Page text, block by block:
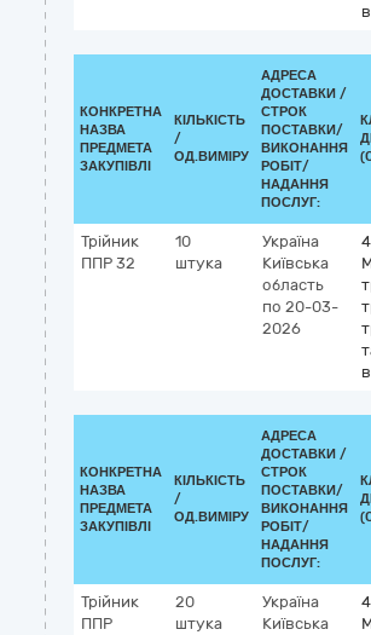
КОНКРЕТНА
НАЗВА
ПРЕДМЕТА
ЗАКУПІВЛІ
КІЛЬКІСТЬ
/
ОД.ВИМІРУ
АДРЕСА
ДОСТАВКИ /
СТРОК
ПОСТАВКИ/
ВИКОНАННЯ
РОБІТ/
НАДАННЯ
ПОСЛУГ:
Трійник
ППР 32
10
штука
Україна
Київська
область
по 20-03-
2026
КОНКРЕТНА
НАЗВА
ПРЕДМЕТА
ЗАКУПІВЛІ
КІЛЬКІСТЬ
/
ОД.ВИМІРУ
АДРЕСА
ДОСТАВКИ /
СТРОК
ПОСТАВКИ/
ВИКОНАННЯ
РОБІТ/
НАДАННЯ
ПОСЛУГ:
Трійник
ППР
20
штука
Україна
Київська